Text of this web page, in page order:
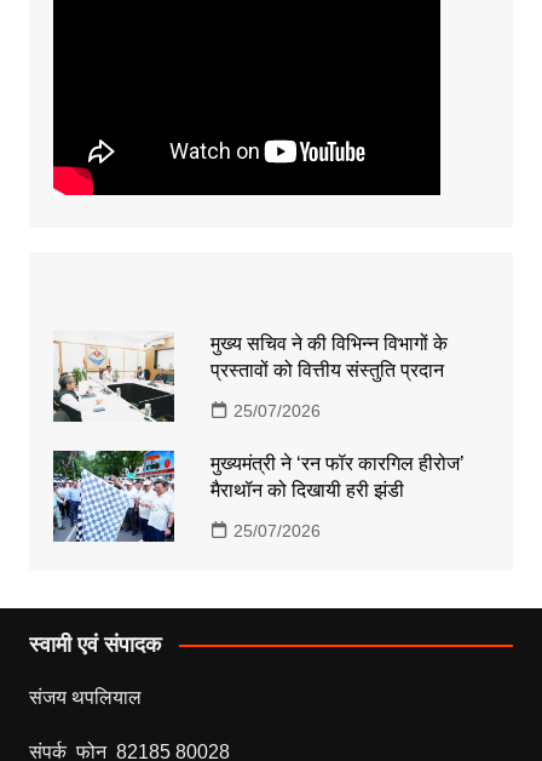
मुख्य सचिव ने की विभिन्न विभागों के
प्रस्तावों को वित्तीय संस्तुति प्रदान
25/07/2026
मुख्यमंत्री ने ‘रन फॉर कारगिल हीरोज’
मैराथॉन को दिखायी हरी झंडी
25/07/2026
स्वामी एवं संपादक
संजय थपलियाल
संपर्क फोन 82185 80028